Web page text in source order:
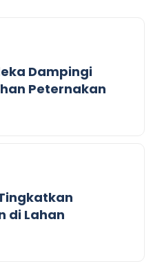
Dampingi
Peternakan
di Lahan